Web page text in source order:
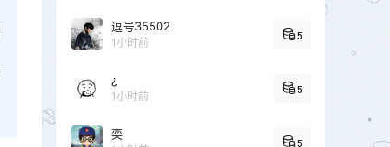
逗号35502
1小时前
5
¿
1小时前
5
奕
5